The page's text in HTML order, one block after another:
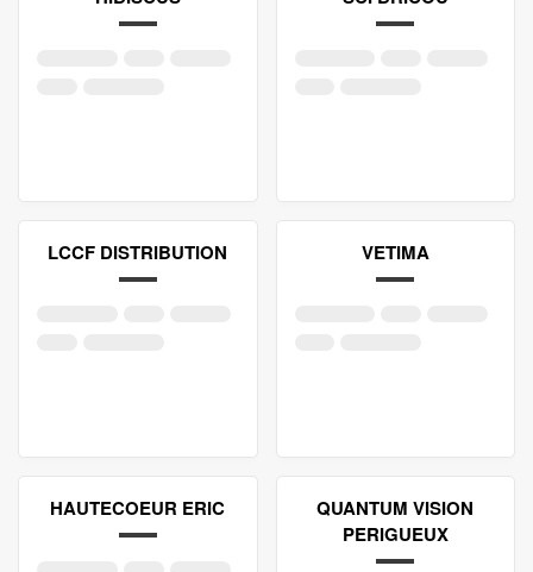
LCCF DISTRIBUTION VETIMA
HAUTECOEUR ERIC
QUANTUM VISION
PERIGUEUX